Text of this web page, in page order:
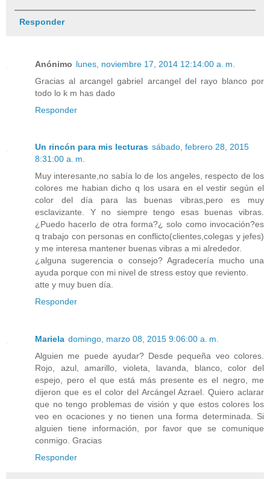
Responder
Anónimo lunes, noviembre 17, 2014 12:14:00 a. m.
Gracias al arcangel gabriel arcangel del rayo blanco por
todo lo k m has dado
Responder
Un rincón para mis lecturas sábado, febrero 28, 2015
8:31:00 a. m.
Muy interesante,no sabía lo de los angeles, respecto de los
colores me habian dicho q los usara en el vestir según el
color del día para las buenas vibras,pero es muy
esclavizante. Y no siempre tengo esas buenas vibras.
¿Puedo hacerlo de otra forma?¿ solo como invocación?es
q trabajo con personas en conflicto(clientes,colegas y jefes)
y me interesa mantener buenas vibras a mi alrededor.
¿alguna sugerencia o consejo? Agradecería mucho una
ayuda porque con mi nivel de stress estoy que reviento.
atte y muy buen día.
Responder
Mariela domingo, marzo 08, 2015 9:06:00 a. m.
Alguien me puede ayudar? Desde pequeña veo colores.
Rojo, azul, amarillo, violeta, lavanda, blanco, color del
espejo, pero el que está más presente es el negro, me
dijeron que es el color del Arcángel Azrael. Quiero aclarar
que no tengo problemas de visión y que estos colores los
veo en ocaciones y no tienen una forma determinada. Si
alguien tiene información, por favor que se comunique
conmigo. Gracias
Responder